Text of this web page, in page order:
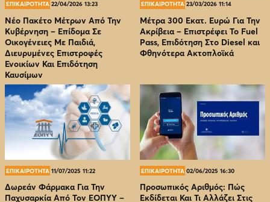
ΕΠΙΚΑΙΡΟΤΗΤΑ 22/04/2026 13:23
Νέο Πακέτο Μέτρων Από Την
Κυβέρνηση – Επίδομα Σε
Οικογένειες Με Παιδιά,
Διευρυμένες Επιστροφές
Ενοικίων Και Επιδότηση
Καυσίμων
ΕΠΙΚΑΙΡΟΤΗΤΑ 23/03/2026 11:14
Μέτρα 300 Εκατ. Ευρώ Για Την
Ακρίβεια – Επιστρέφει Το Fuel
Pass, Επιδότηση Στο Diesel και
Φθηνότερα Ακτοπλοϊκά
ΕΠΙΚΑΙΡΟΤΗΤΑ 11/07/2025 11:22
Δωρεάν Φάρμακα Για Την
Παχυσαρκία Από Τον EOΠΥΥ –
ΕΠΙΚΑΙΡΟΤΗΤΑ 02/06/2025 16:30
Προσωπικός Αριθμός: Πώς
Εκδίδεται Και Τι Αλλάζει Στις